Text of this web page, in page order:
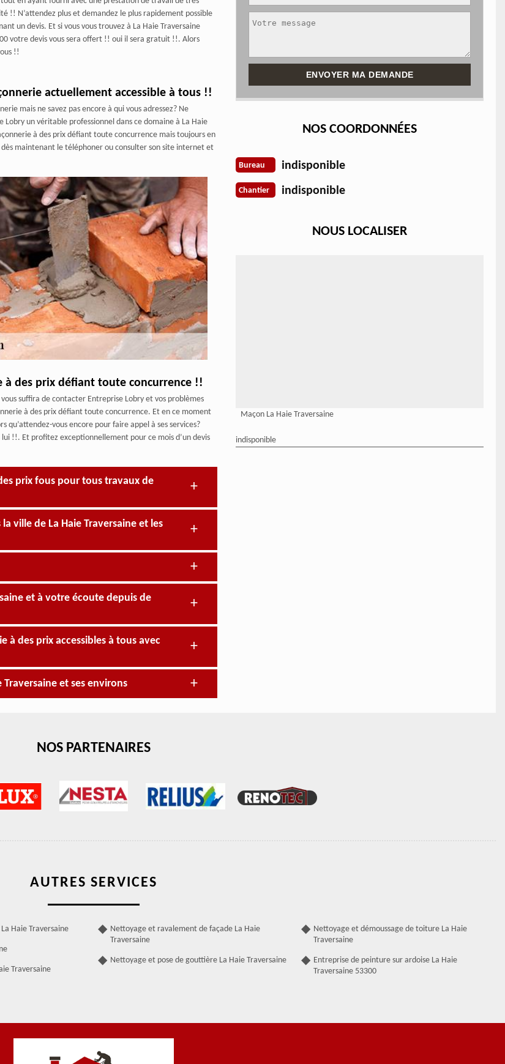
!! N’attendez plus et demandez le plus rapidement possible
un devis. Et si vous vous trouvez à La Haie Traversaine
votre devis vous sera offert !! oui il sera gratuit !!. Alors
!!
actuellement accessible à tous !!
mais ne savez pas encore à qui vous adressez? Ne
Lobry un véritable professionnel dans ce domaine à La Haie
à des prix défiant toute concurrence mais toujours en
maintenant le téléphoner ou consulter son site internet et
à des prix défiant toute concurrence !!
suffira de contacter Entreprise Lobry et vos problèmes
à des prix défiant toute concurrence. Et en ce moment
qu’attendez-vous encore pour faire appel à ses services?
!!. Et profitez exceptionnellement pour ce mois d’un devis
prix fous pour tous travaux de
ville de La Haie Traversaine et les
et à votre écoute depuis de
à des prix accessibles à tous avec
et ses environs
NOS COORDONNÉES
Bureau indisponible
Chantier indisponible
NOUS LOCALISER
Maçon La Haie Traversaine
indisponible
NOS PARTENAIRES
AUTRES SERVICES
Haie Traversaine
Traversaine
Nettoyage et ravalement de façade La Haie
Traversaine
Nettoyage et pose de gouttière La Haie Traversaine
Nettoyage et démoussage de toiture La Haie
Traversaine
Entreprise de peinture sur ardoise La Haie
Traversaine 53300